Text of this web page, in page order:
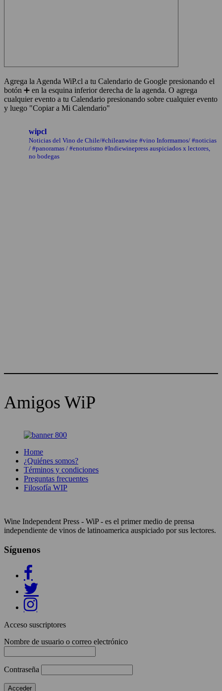
Agrega la Agenda WiP.cl a tu Calendario de Google presionando el
botón ➕ en la esquina inferior derecha de la agenda. O agrega
cualquier evento a tu Calendario presionando sobre cualquier evento
y luego "Copiar a Mi Calendario"
wipcl
Noticias del Vino de Chile/#chileanwine #vino Informamos/ #noticias
/ #panoramas / #enoturismo #Indiewinepress auspiciados x lectores,
no bodegas
Amigos WiP
Home
¿Quiénes somos?
Términos y condiciones
Preguntas frecuentes
Filosofía WIP
Wine Independent Press - WiP - es el primer medio de prensa
independiente de vinos de latinoamerica auspiciado por sus lectores.
Síguenos
Acceso suscriptores
Nombre de usuario o correo electrónico
Contraseña